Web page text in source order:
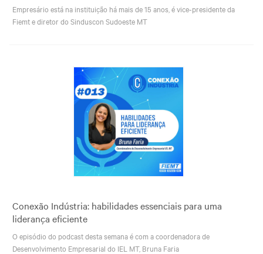
Empresário está na instituição há mais de 15 anos, é vice-presidente da
Fiemt e diretor do Sinduscon Sudoeste MT
Conexão Indústria: habilidades essenciais para uma
liderança eficiente
O episódio do podcast desta semana é com a coordenadora de
Desenvolvimento Empresarial do IEL MT, Bruna Faria